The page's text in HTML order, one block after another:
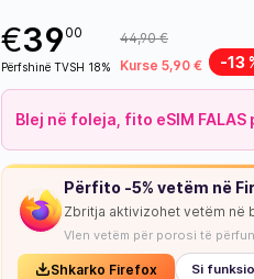
€39 00
Përfshinë TVSH 18%
44,90 €
Kurse 5,90 €
-13
Blej në foleja, fito eSIM FALAS
Përfito -5% vetëm në
Zbritja aktivizohet vetëm në
Vlen vetëm për porosi të
Shkarko Firefox Si